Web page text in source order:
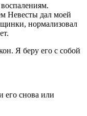
Невесты дал моей
нормализовал
Я беру его с собой
его снова или